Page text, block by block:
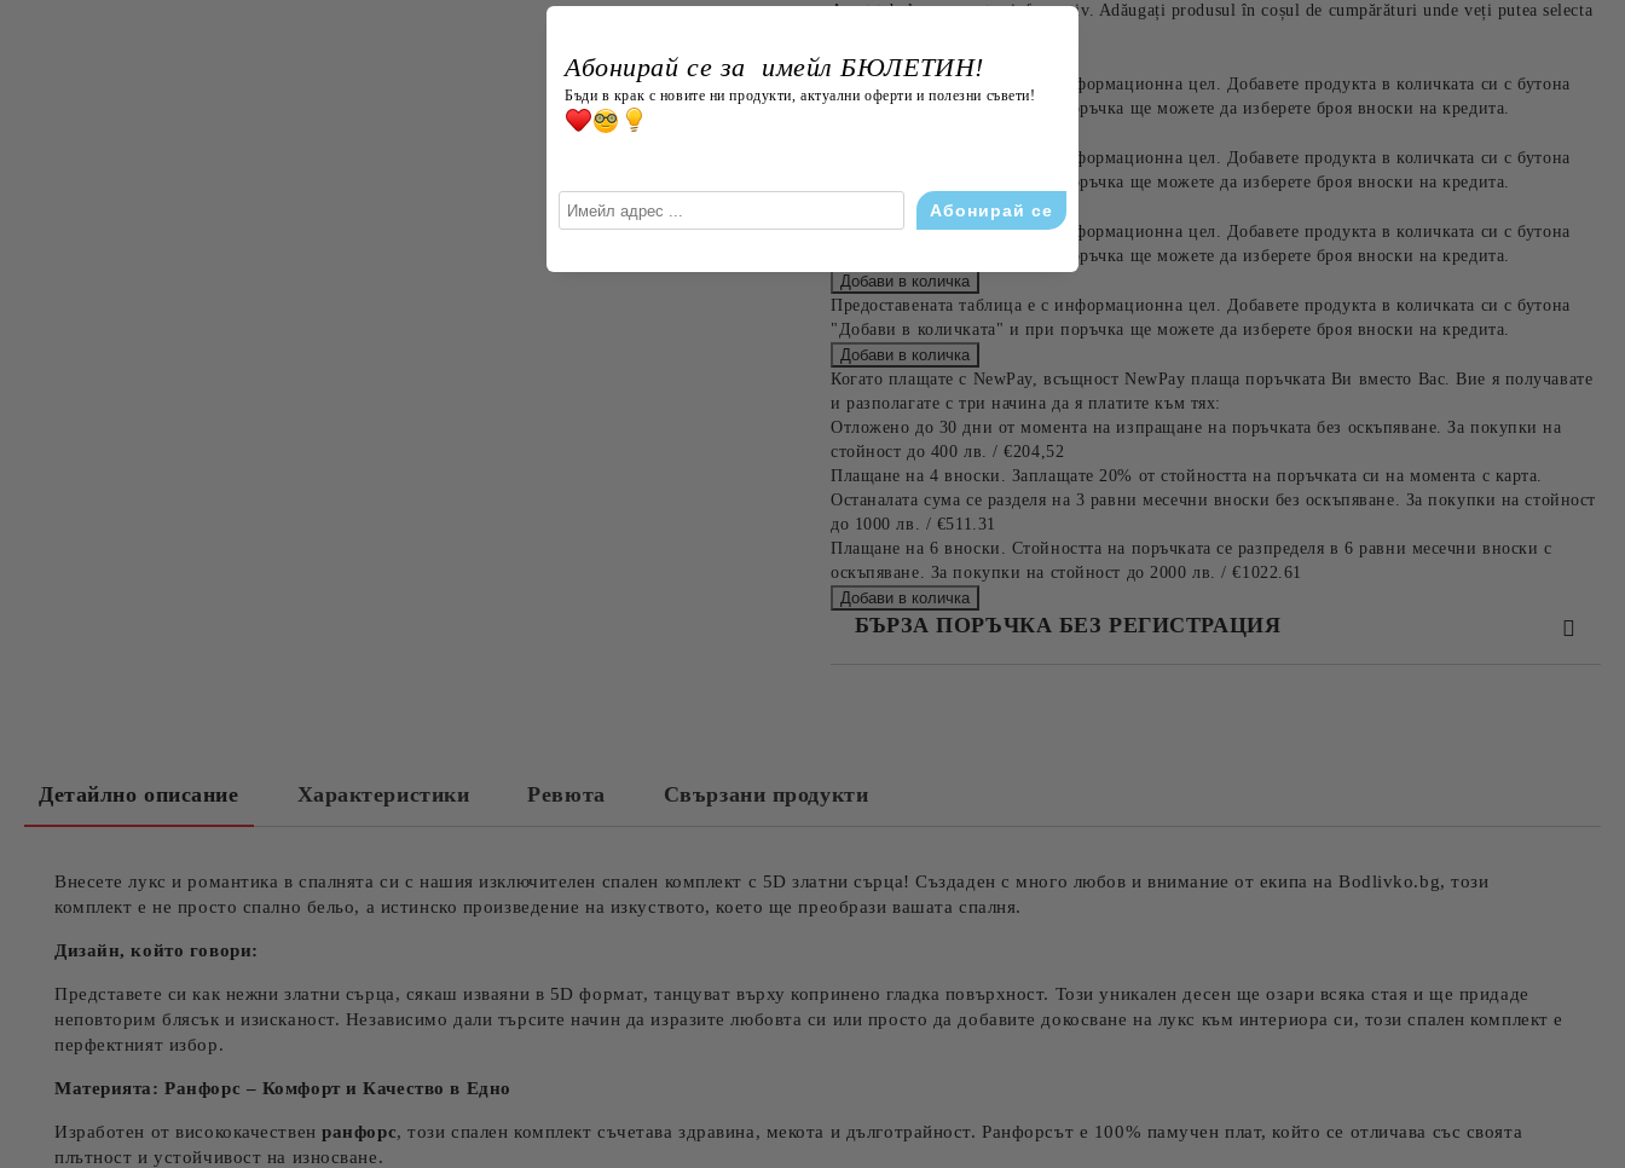
Acest tabel are caracter informativ. Adăugați produsul în coșul de cumpărături unde veți putea selecta
Предоставената таблица е с информационна цел. Добавете продукта в количката си с бутона
"Добави в количката" и при поръчка ще можете да изберете броя вноски на кредита.
Предоставената таблица е с информационна цел. Добавете продукта в количката си с бутона
"Добави в количката" и при поръчка ще можете да изберете броя вноски на кредита.
Предоставената таблица е с информационна цел. Добавете продукта в количката си с бутона
"Добави в количката" и при поръчка ще можете да изберете броя вноски на кредита.
Предоставената таблица е с информационна цел. Добавете продукта в количката си с бутона
"Добави в количката" и при поръчка ще можете да изберете броя вноски на кредита.
Когато плащате с NewPay, всъщност NewPay плаща поръчката Ви вместо Вас. Вие я получавате
и разполагате с три начина да я платите към тях:
Отложено до 30 дни от момента на изпращане на поръчката без оскъпяване. За покупки на
стойност до 400 лв. / €204,52
Плащане на 4 вноски. Заплащате 20% от стойността на поръчката си на момента с карта.
Останалата сума се разделя на 3 равни месечни вноски без оскъпяване. За покупки на стойност
до 1000 лв. / €511.31
Плащане на 6 вноски. Стойността на поръчката се разпределя в 6 равни месечни вноски с
оскъпяване. За покупки на стойност до 2000 лв. / €1022.61
БЪРЗА ПОРЪЧКА БЕЗ РЕГИСТРАЦИЯ
Детайлно описание Характеристики Ревюта Свързани продукти
Внесете лукс и романтика в спалнята си с нашия изключителен спален комплект с 5D златни сърца! Създаден с много любов и внимание от екипа на Bodlivko.bg, този
комплект е не просто спално бельо, а истинско произведение на изкуството, което ще преобрази вашата спалня.
Дизайн, който говори:
Представете си как нежни златни сърца, сякаш изваяни в 5D формат, танцуват върху копринено гладка повърхност. Този уникален десен ще озари всяка стая и ще придаде
неповторим блясък и изисканост. Независимо дали търсите начин да изразите любовта си или просто да добавите докосване на лукс към интериора си, този спален комплект е
перфектният избор.
Материята: Ранфорс – Комфорт и Качество в Едно
Изработен от висококачественранфорс, този спален комплект съчетава здравина, мекота и дълготрайност. Ранфорсът е 100% памучен плат, който се отличава със своята
плътност и устойчивост на износване.
Абонирай се за имейл БЮЛЕТИН!
Бъди в крак с новите ни продукти, актуални оферти и полезни съвети!